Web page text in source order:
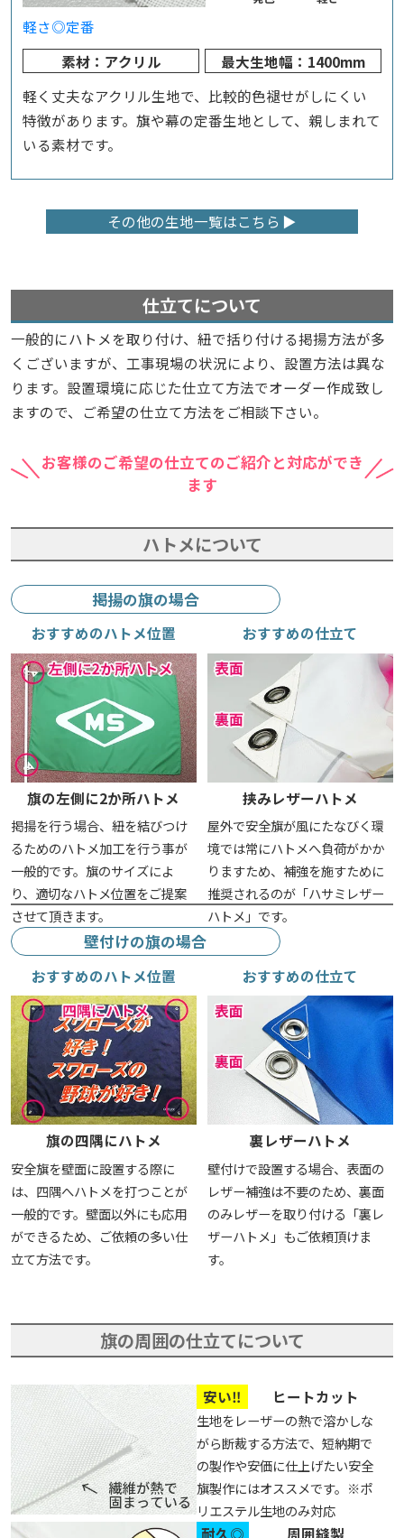
軽さ◎定番
素材：アクリル
最大生地幅：1400mm
軽く丈夫なアクリル生地で、比較的色褪せがしにくい
特徴があります。旗や幕の定番生地として、親しまれて
いる素材です。
その他の生地一覧はこちら
仕立てについて
一般的にハトメを取り付け、紐で括り付ける掲揚方法が多
くございますが、工事現場の状況により、設置方法は異な
ります。設置環境に応じた仕立て方法でオーダー作成致し
ますので、ご希望の仕立て方法をご相談下さい。
お客様のご希望の仕立てのご紹介と対応ができ
ます
ハトメについて
掲揚の旗の場合
おすすめのハトメ位置
旗の左側に2か所ハトメ
掲揚を行う場合、紐を結びつけ
るためのハトメ加工を行う事が
一般的です。旗のサイズによ
り、適切なハトメ位置をご提案
させて頂きます。
おすすめの仕立て
挟みレザーハトメ
屋外で安全旗が風にたなびく環
境では常にハトメへ負荷がかか
りますため、補強を施すために
推奨されるのが「ハサミレザー
ハトメ」です。
壁付けの旗の場合
おすすめのハトメ位置
旗の四隅にハトメ
安全旗を壁面に設置する際に
は、四隅へハトメを打つことが
一般的です。壁面以外にも応用
ができるため、ご依頼の多い仕
立て方法です。
おすすめの仕立て
裏レザーハトメ
壁付けで設置する場合、表面の
レザー補強は不要のため、裏面
のみレザーを取り付ける「裏レ
ザーハトメ」もご依頼頂けま
す。
旗の周囲の仕立てについて
安い‼ ヒートカット
生地をレーザーの熱で溶かしな
がら断裁する方法で、短納期で
の製作や安価に仕上げたい安全
旗製作にはオススメです。※ポ
リエステル生地のみ対応
耐久◎ 周囲縫製